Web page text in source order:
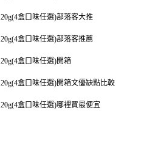
盒口味任選)部落客大推
盒口味任選)部落客推薦
盒口味任選)開箱
盒口味任選)開箱文優缺點比較
盒口味任選)哪裡買最便宜